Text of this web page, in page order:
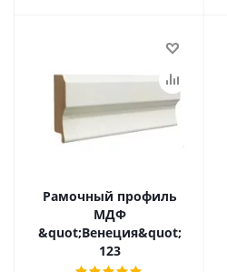
Рамочный профиль
МДФ
&quot;Венеция&quot;
123